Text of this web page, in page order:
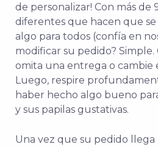
de personalizar! Con más de
diferentes que hacen que se
algo para todos (confía en
modificar su pedido?
omita una entrega o cambie
Luego, respire
haber hecho algo bueno
y sus papilas gustativas.
Una vez que su pedido llega